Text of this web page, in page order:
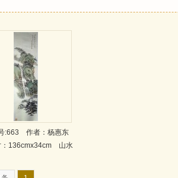
:663 作者：杨惠东
：136cmx34cm 山水